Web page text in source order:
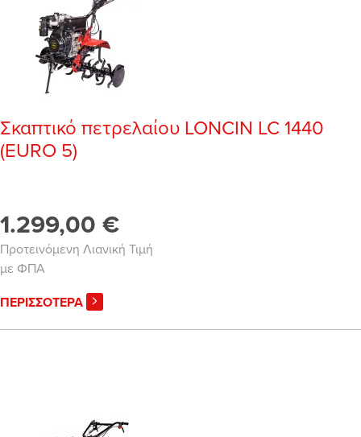
Σκαπτικό πετρελαίου LONCIN LC 1440
(EURO 5)
1.299,00 €
Προτεινόμενη Λιανική Τιμή
με ΦΠΑ
ΠΕΡΙΣΣΟΤΕΡΑ